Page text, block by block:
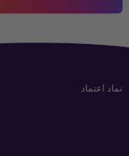
نماد اعتماد